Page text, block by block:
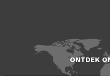
ONTDEK